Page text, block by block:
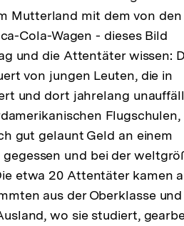
Mutterland mit dem von den
Cola-Wagen - dieses Bild
und die Attentäter wissen:
von jungen Leuten, die in
und dort jahrelang
Flugschulen,
gut gelaunt Geld an einem
und bei der
etwa 20 Attentäter kamen
aus der Oberklasse
wo sie studiert,